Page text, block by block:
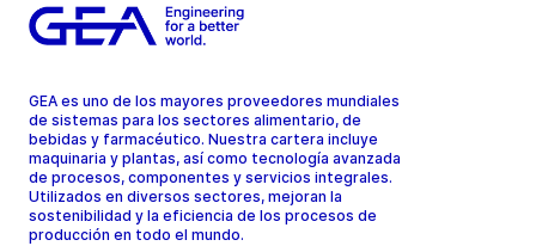
GEA es uno de los mayores proveedores mundiales
de sistemas para los sectores alimentario, de
bebidas y farmacéutico. Nuestra cartera incluye
maquinaria y plantas, así como tecnología avanzada
de procesos, componentes y servicios integrales.
Utilizados en diversos sectores, mejoran la
sostenibilidad y la eficiencia de los procesos de
producción en todo el mundo.